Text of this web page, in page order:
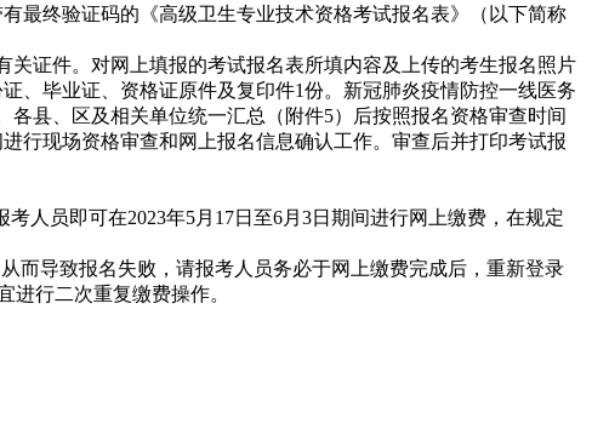
最终验证码的《高级卫生专业技术资格考试报名表》（以下简称
证件。对网上填报的考试报名表所填内容及上传的考生报名照片
、毕业证、资格证原件及复印件1份。新冠肺炎疫情防控一线医务
各县、区及相关单位统一汇总（附件5）后按照报名资格审查时间
行现场资格审查和网上报名信息确认工作。 审查后并打印考试报
考人员即可在2023年5月17日至6月3日期间进行网上缴费 ，在规定
从而导致报名失败，请报考人员务必于网上缴费完成后，重新登录
进行二次重复缴费操作。